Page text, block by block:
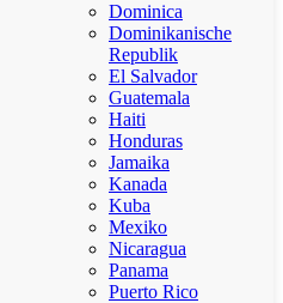
Dominica
Dominikanische
Republik
El Salvador
Guatemala
Haiti
Honduras
Jamaika
Kanada
Kuba
Mexiko
Nicaragua
Panama
Puerto Rico